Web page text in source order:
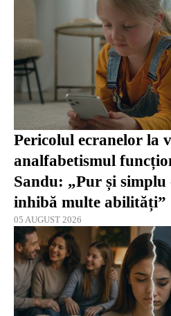
Pericolul ecranelor la
analfabetismul
Sandu: „Pur și simplu
inhibă multe abilități”
05 AUGUST 2026